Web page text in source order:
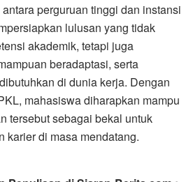
perguruan tinggi dan instansi
lulusan yang tidak
akademik, tetapi juga
beradaptasi, serta
di dunia kerja. Dengan
mahasiswa diharapkan mampu
tersebut sebagai bekal untuk
karier di masa mendatang.